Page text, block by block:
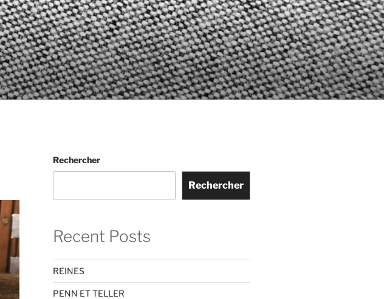
Rechercher
Rechercher
Recent Posts
REINES
PENN ET TELLER